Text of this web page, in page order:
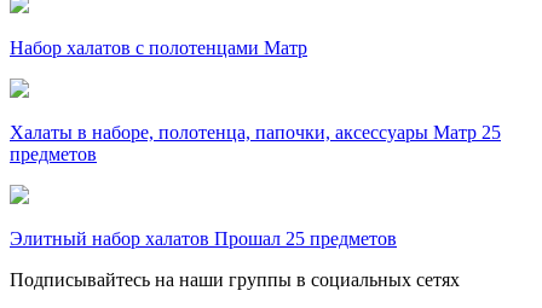
Набор халатов с полотенцами Матр
Халаты в наборе, полотенца, папочки, аксессуары Матр 25
предметов
Элитный набор халатов Прошал 25 предметов
Подписывайтесь на наши группы в социальных сетях